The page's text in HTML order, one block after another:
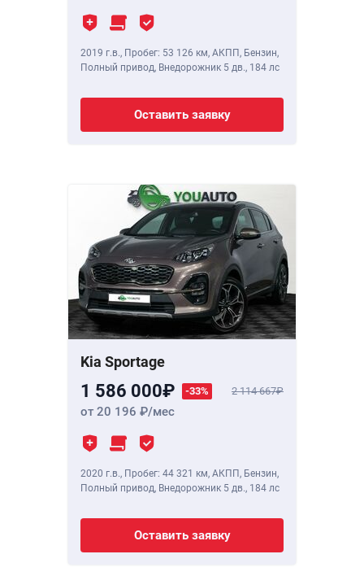
2019 г.в., Пробег: 53 126 км, АКПП, Бензин,
Полный привод, Внедорожник 5 дв., 184 лс
Оставить заявку
Kia Sportage
1 586 000 -33% 2 114 667
от 20 196 /мес
2020 г.в., Пробег: 44 321 км, АКПП, Бензин,
Полный привод, Внедорожник 5 дв., 184 лс
Оставить заявку